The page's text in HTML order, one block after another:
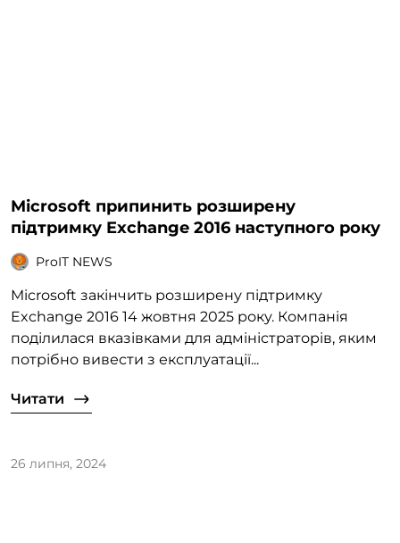
Microsoft припинить розширену
підтримку Exchange 2016 наступного року
ProIT NEWS
Microsoft закінчить розширену підтримку
Exchange 2016 14 жовтня 2025 року. Компанія
поділилася вказівками для адміністраторів, яким
потрібно вивести з експлуатації...
Читати
26 липня, 2024